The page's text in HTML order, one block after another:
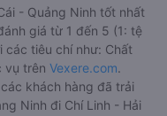
- Quảng Ninh tốt nhất
giá từ 1 đến 5 (1: tệ
các tiêu chí như: Chất
vụ trên Vexere.com.
khách hàng đã trải
Ninh đi Chí Linh - Hải